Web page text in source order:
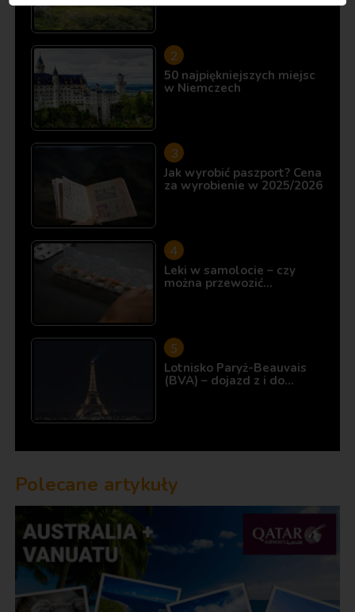
50 najpiękniejszych miejsc
w Niemczech
Jak wyrobić paszport? Cena
za wyrobienie w 2025/2026
Leki w samolocie – czy
można przewozić…
Lotnisko Paryż-Beauvais
(BVA) – dojazd z i do…
Polecane artykuły